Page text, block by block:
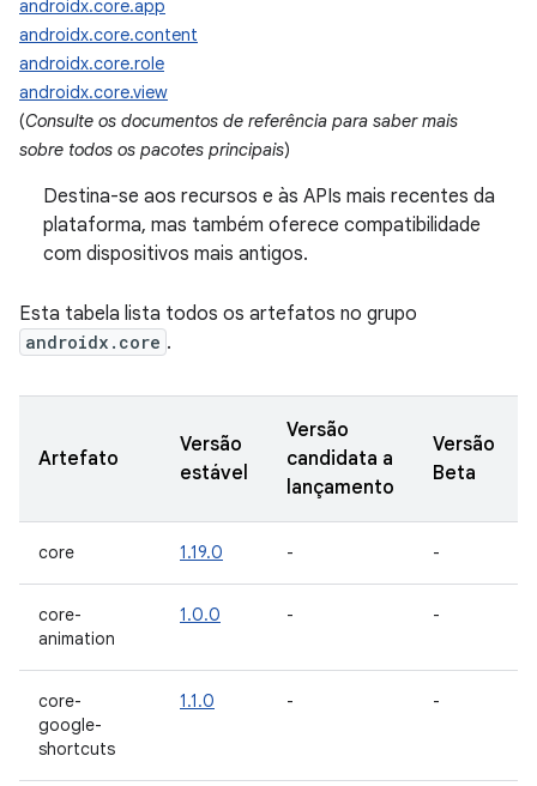
androidx.core.app
androidx.core.content
androidx.core.role
androidx.core.view
(Consulte os documentos de referência para saber mais
sobre todos os pacotes principais)
Destina-se aos recursos e às APIs mais recentes da
plataforma, mas também oferece compatibilidade
com dispositivos mais antigos.
Esta tabela lista todos os artefatos no grupo
androidx.core .
Artefato
Versão
estável
Versão
candidata a
lançamento
Versão
Beta
core 1.19.0 - -
core-
animation
1.0.0 - -
core-
google-
shortcuts
1.1.0 - -